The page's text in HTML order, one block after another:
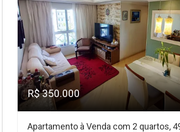
R$ 350.000
Apartamento à Venda com 2 quartos,